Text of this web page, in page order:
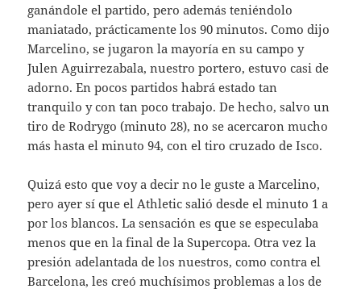
ganándole el partido, pero además teniéndolo
maniatado, prácticamente los 90 minutos. Como dijo
Marcelino, se jugaron la mayoría en su campo y
Julen Aguirrezabala, nuestro portero, estuvo casi de
adorno. En pocos partidos habrá estado tan
tranquilo y con tan poco trabajo. De hecho, salvo un
tiro de Rodrygo (minuto 28), no se acercaron mucho
más hasta el minuto 94, con el tiro cruzado de Isco.
Quizá esto que voy a decir no le guste a Marcelino,
pero ayer sí que el Athletic salió desde el minuto 1 a
por los blancos. La sensación es que se especulaba
menos que en la final de la Supercopa. Otra vez la
presión adelantada de los nuestros, como contra el
Barcelona, les creó muchísimos problemas a los de